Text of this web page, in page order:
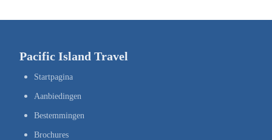
Pacific Island Travel
Startpagina
Aanbiedingen
Bestemmingen
Brochures